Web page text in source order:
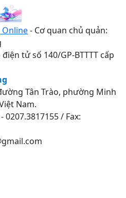
Online- Cơ quan chủ quản:
tử số 140/GP-BTTTT cấp
Tân Trào, phường Minh
Nam.
/ Fax: